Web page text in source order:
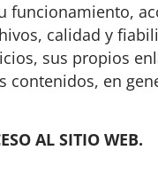
funcionamiento,
calidad y
sus propios
contenidos, en
AL SITIO WEB.